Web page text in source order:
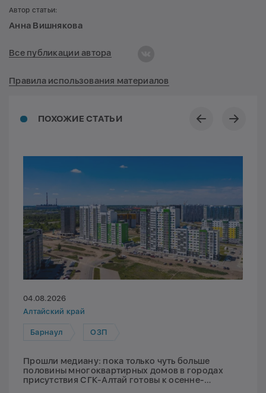
ПОХОЖИЕ СТАТЬИ
04.08.2026
Алтайский край
Барнаул ОЗП
Прошли медиану: пока только чуть больше
половины многоквартирных домов в городах
присутствия СГК-Алтай готовы к осенне-
Автор статьи:
Анна Вишнякова
Все публикации автора
Правила использования материалов